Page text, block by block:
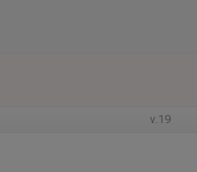
v.19